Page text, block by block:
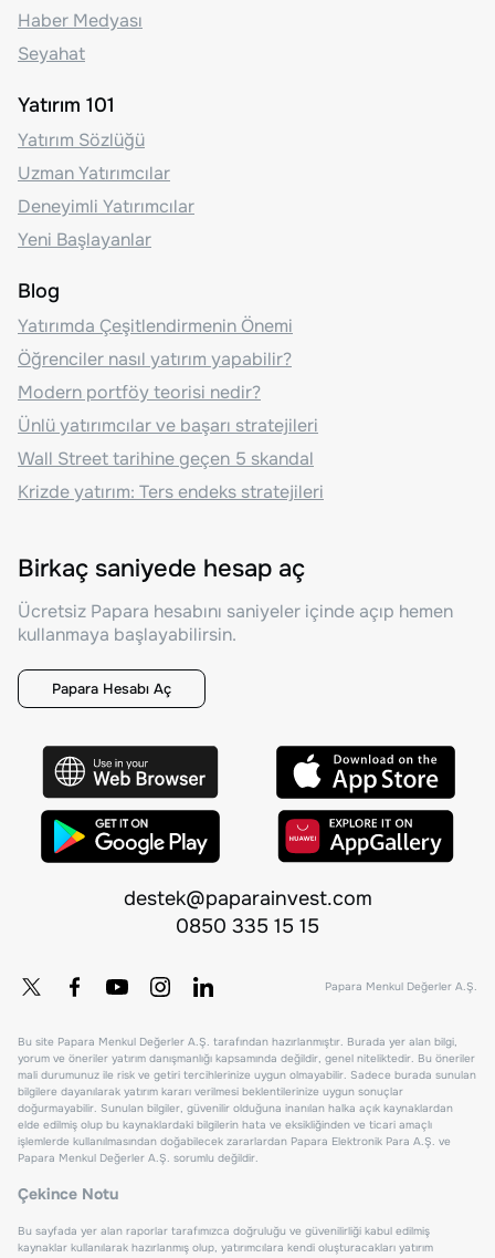
Haber Medyası
Seyahat
Yatırım 101
Yatırım Sözlüğü
Uzman Yatırımcılar
Deneyimli Yatırımcılar
Yeni Başlayanlar
Blog
Yatırımda Çeşitlendirmenin Önemi
Öğrenciler nasıl yatırım yapabilir?
Modern portföy teorisi nedir?
Ünlü yatırımcılar ve başarı stratejileri
Wall Street tarihine geçen 5 skandal
Krizde yatırım: Ters endeks stratejileri
Birkaç saniyede hesap aç
Ücretsiz Papara hesabını saniyeler içinde açıp hemen
kullanmaya başlayabilirsin.
Papara Hesabı Aç
destek@paparainvest.com
0850 335 15 15
Papara Menkul Değerler A.Ş.
Bu site Papara Menkul Değerler A.Ş. tarafından hazırlanmıştır. Burada yer alan bilgi,
yorum ve öneriler yatırım danışmanlığı kapsamında değildir, genel niteliktedir. Bu öneriler
mali durumunuz ile risk ve getiri tercihlerinize uygun olmayabilir. Sadece burada sunulan
bilgilere dayanılarak yatırım kararı verilmesi beklentilerinize uygun sonuçlar
doğurmayabilir. Sunulan bilgiler, güvenilir olduğuna inanılan halka açık kaynaklardan
elde edilmiş olup bu kaynaklardaki bilgilerin hata ve eksikliğinden ve ticari amaçlı
işlemlerde kullanılmasından doğabilecek zararlardan Papara Elektronik Para A.Ş. ve
Papara Menkul Değerler A.Ş. sorumlu değildir.
Çekince Notu
Bu sayfada yer alan raporlar tarafımızca doğruluğu ve güvenilirliği kabul edilmiş
kaynaklar kullanılarak hazırlanmış olup, yatırımcılara kendi oluşturacakları yatırım